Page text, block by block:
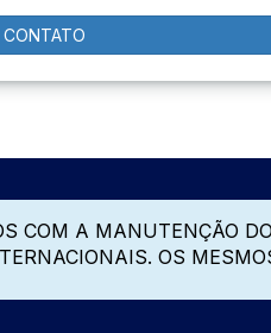
CONTATO
COM A MANUTENÇÃO
OS